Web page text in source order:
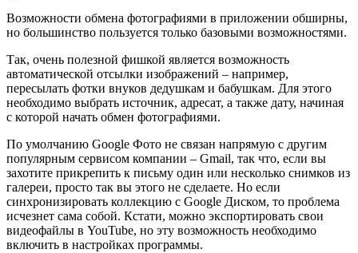
Возможности обмена фотографиями в приложении обширны,
но большинство пользуется только базовыми возможностями.
Так, очень полезной фишкой является возможность
автоматической отсылки изображений – например,
пересылать фотки внуков дедушкам и бабушкам. Для этого
необходимо выбрать источник, адресат, а также дату, начиная
с которой начать обмен фотографиями.
По умолчанию Google Фото не связан напрямую с другим
популярным сервисом компании – Gmail, так что, если вы
захотите прикрепить к письму один или несколько снимков из
галереи, просто так вы этого не сделаете. Но если
синхронизировать коллекцию с Google Диском, то проблема
исчезнет сама собой. Кстати, можно экспортировать свои
видеофайлы в YouTube, но эту возможность необходимо
включить в настройках программы.